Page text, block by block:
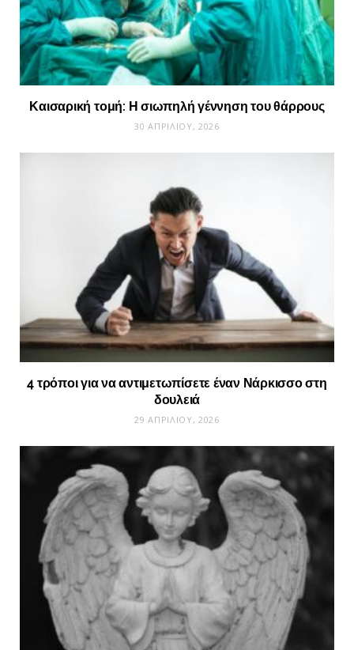
Καισαρική τομή: Η σιωπηλή γέννηση του θάρρους
30 ΑΠΡΙΛΊΟΥ, 2026
4 τρόποι για να αντιμετωπίσετε έναν Νάρκισσο στη
δουλειά
29 ΑΠΡΙΛΊΟΥ, 2026